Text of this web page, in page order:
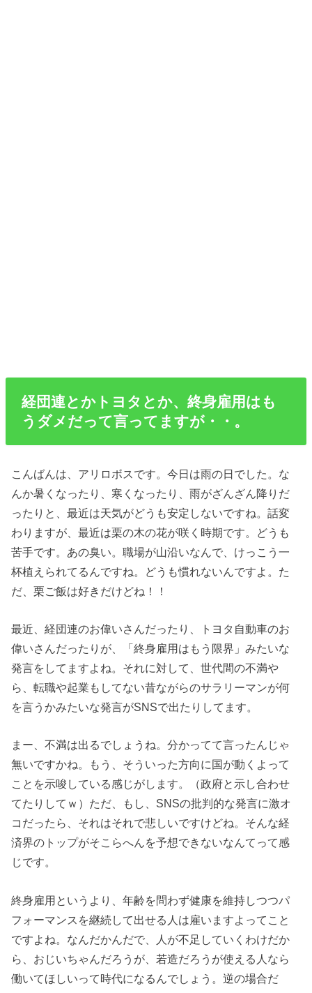
経団連とかトヨタとか、終身雇用はも
うダメだって言ってますが・・。
こんばんは、アリロボスです。今日は雨の日でした。な
んか暑くなったり、寒くなったり、雨がざんざん降りだ
ったりと、最近は天気がどうも安定しないですね。話変
わりますが、最近は栗の木の花が咲く時期です。どうも
苦手です。あの臭い。職場が山沿いなんで、けっこう一
杯植えられてるんですね。どうも慣れないんですよ。た
だ、栗ご飯は好きだけどね！！
最近、経団連のお偉いさんだったり、トヨタ自動車のお
偉いさんだったりが、「終身雇用はもう限界」みたいな
発言をしてますよね。それに対して、世代間の不満や
ら、転職や起業もしてない昔ながらのサラリーマンが何
を言うかみたいな発言がSNSで出たりしてます。
まー、不満は出るでしょうね。分かってて言ったんじゃ
無いですかね。もう、そういった方向に国が動くよって
ことを示唆している感じがします。（政府と示し合わせ
てたりしてｗ）ただ、もし、SNSの批判的な発言に激オ
コだったら、それはそれで悲しいですけどね。そんな経
済界のトップがそこらへんを予想できないなんてって感
じです。
終身雇用というより、年齢を問わず健康を維持しつつパ
フォーマンスを継続して出せる人は雇いますよってこと
ですよね。なんだかんだで、人が不足していくわけだか
ら、おじいちゃんだろうが、若造だろうが使える人なら
働いてほしいって時代になるんでしょう。逆の場合だ